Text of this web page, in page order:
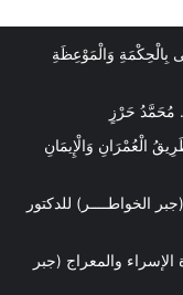
بِالْحِكْمَةِ وَالْمَوْعِظَةِ
مُحَمَّدُ حَرْزٍ
الْعُمْرَانِ وَالْإِيمَانِ
الخواطــــر) للدكتور
والمعراج (جبر